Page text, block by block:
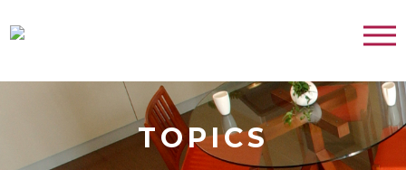
TOPICS